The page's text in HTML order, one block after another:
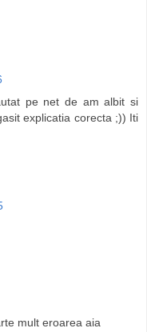
pe net de am albit si
explicatia corecta ;)) Iti
mult eroarea aia